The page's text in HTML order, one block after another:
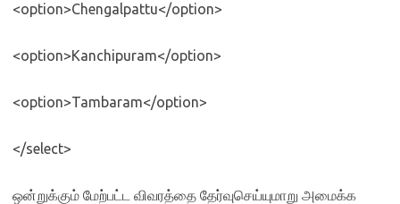
<option>Chengalpattu</option>
<option>Kanchipuram</option>
<option>Tambaram</option>
</select>
ஒன்றுக்கும் மேற்பட்ட விவரத்தை தேர்வுசெய்யுமாறு அமைக்க